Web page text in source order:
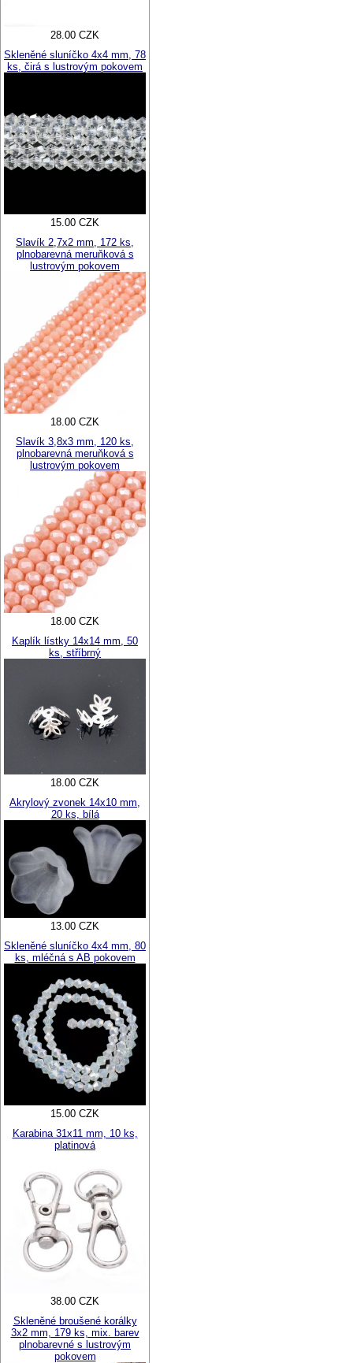
28.00 CZK
Skleněné sluníčko 4x4 mm, 78
ks, čirá s lustrovým pokovem
15.00 CZK
Slavík 2,7x2 mm, 172 ks,
plnobarevná meruňková s
lustrovým pokovem
18.00 CZK
Slavík 3,8x3 mm, 120 ks,
plnobarevná meruňková s
lustrovým pokovem
18.00 CZK
Kaplík lístky 14x14 mm, 50
ks, stříbrný
18.00 CZK
Akrylový zvonek 14x10 mm,
20 ks, bílá
13.00 CZK
Skleněné sluníčko 4x4 mm, 80
ks, mléčná s AB pokovem
15.00 CZK
Karabina 31x11 mm, 10 ks,
platinová
38.00 CZK
Skleněné broušené korálky
3x2 mm, 179 ks, mix. barev
plnobarevné s lustrovým
pokovem